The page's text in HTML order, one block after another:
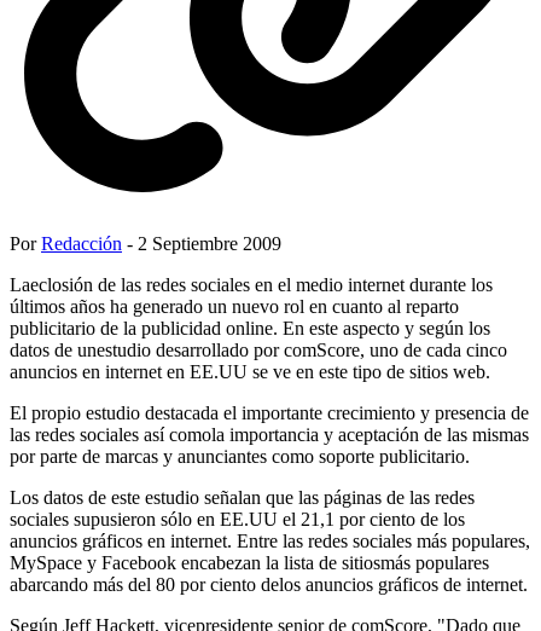
PorRedacción - 2 Septiembre 2009
Laeclosión de las redes sociales en el medio internet durante los
últimos años ha generado un nuevo rol en cuanto al reparto
publicitario de la publicidad online. En este aspecto y según los
datos de unestudio desarrollado por comScore, uno de cada cinco
anuncios en internet en EE.UU se ve en este tipo de sitios web.
El propio estudio destacada el importante crecimiento y presencia de
las redes sociales así comola importancia y aceptación de las mismas
por parte de marcas y anunciantes como soporte publicitario.
Los datos de este estudio señalan que las páginas de las redes
sociales supusieron sólo en EE.UU el 21,1 por ciento de los
anuncios gráficos en internet. Entre las redes sociales más populares,
MySpace y Facebook encabezan la lista de sitiosmás populares
abarcando más del 80 por ciento delos anuncios gráficos de internet.
Según Jeff Hackett, vicepresidente senior de comScore, "Dado que